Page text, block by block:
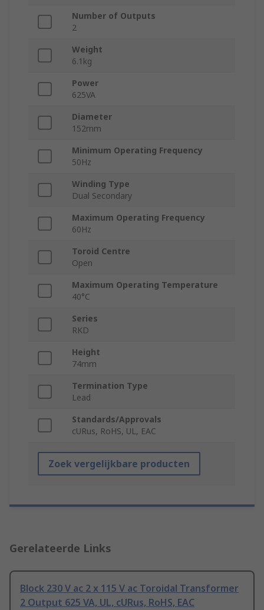
Number of Outputs
2
Weight
6.1kg
Power
625VA
Diameter
152mm
Minimum Operating Frequency
50Hz
Winding Type
Dual Secondary
Maximum Operating Frequency
60Hz
Toroid Centre
Open
Maximum Operating Temperature
40°C
Series
RKD
Height
74mm
Termination Type
Lead
Standards/Approvals
cURus, RoHS, UL, EAC
Zoek vergelijkbare producten
Gerelateerde Links
Block 230 V ac 2 x 115 V ac Toroidal Transformer
2 Output 625 VA, UL, cURus, RoHS, EAC